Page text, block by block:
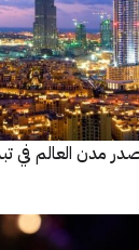
العالم في تبني